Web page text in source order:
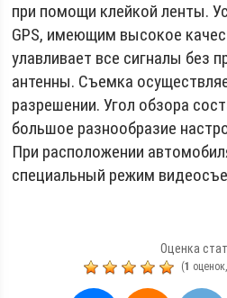
при помощи клейкой ленты.
GPS, имеющим высокое
улавливает все сигналы без
антенны. Съемка
разрешении. Угол обзора
большое разнообразие
При расположении
специальный режим
Оценка
(1